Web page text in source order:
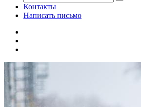
Контакты
Написать письмо